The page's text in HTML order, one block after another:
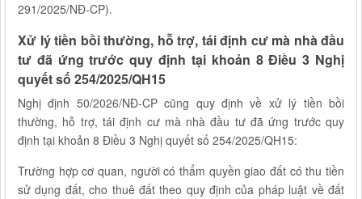
291/2025/NĐ-CP).
Xử lý tiền bồi thường, hỗ trợ, tái định cư mà nhà đầu
tư đã ứng trước quy định tại khoản 8 Điều 3 Nghị
quyết số 254/2025/QH15
Nghị định 50/2026/NĐ-CP cũng quy định về xử lý tiền bồi
thường, hỗ trợ, tái định cư mà nhà đầu tư đã ứng trước quy
định tại khoản 8 Điều 3 Nghị quyết số 254/2025/QH15:
Trường hợp cơ quan, người có thẩm quyền giao đất có thu tiền
sử dụng đất, cho thuê đất theo quy định của pháp luật về đất